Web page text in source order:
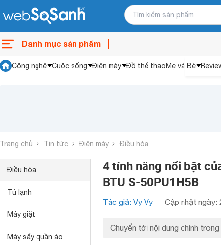
Danh mục sản phẩm
Công nghệ Cuộc sống Điện máy Đồ thể thaoMẹ và Bé
Trang chủ Tin tức Điện máy Điều hòa
Điều hòa
Tủ lạnh
Máy giặt
Máy sấy quần áo
4 tính năng nổi bật
BTU S-50PU1H5B
Tác giả: Vy Vy Cập nhật ngày:
Chuyển tới nội dung chính trong